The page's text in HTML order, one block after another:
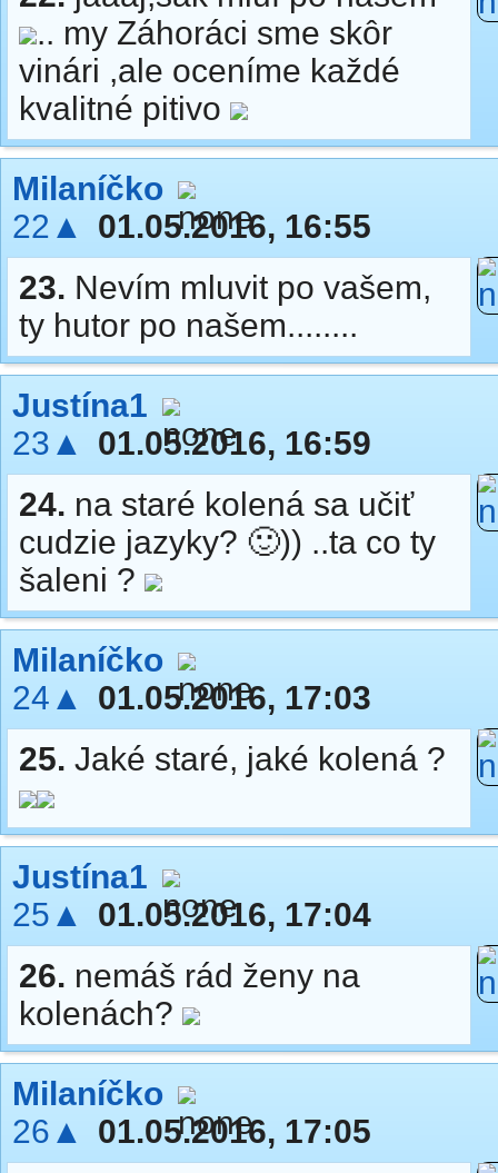
.. my Záhoráci sme skôr
vinári ,ale oceníme každé
kvalitné pitivo
Milaníčko
22▲
01.05.2016, 16:55
23. Nevím mluvit po vašem,
ty hutor po našem........
Justína1
23▲
01.05.2016, 16:59
24. na staré kolená sa učiť
cudzie jazyky? 🙂)) ..ta co ty
šaleni ?
Milaníčko
24▲
01.05.2016, 17:03
25. Jaké staré, jaké kolená ?
Justína1
25▲
01.05.2016, 17:04
26. nemáš rád ženy na
kolenách?
Milaníčko
26▲
01.05.2016, 17:05